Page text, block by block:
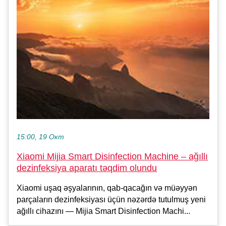
15:00, 19 Окт
Xiaomi Mijia Smart Disinfection Machine – ağıllı
dezinfeksiya aparatı təqdim olundu
Xiaomi uşaq əşyalarının, qab-qacağın və müəyyən
parçaların dezinfeksiyası üçün nəzərdə tutulmuş yeni
ağıllı cihazını — Mijia Smart Disinfection Machi...